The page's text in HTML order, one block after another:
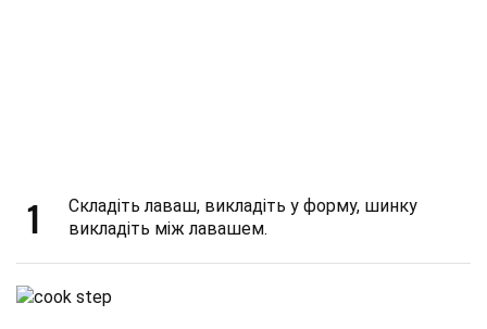
1
Складіть лаваш, викладіть у форму, шинку
викладіть між лавашем.